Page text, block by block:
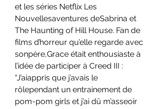
et les séries Netflix Les
Nouvellesaventures deSabrina et
The Haunting of Hill House. Fan de
films d’horreur qu’elle regarde avec
sonpère,Grace était enthousiaste à
l’idée de participer à Creed III :
“J’aiappris que j’avais le
rôlependant un entrainement de
pom-pom girls et j’ai dû m’asseoir